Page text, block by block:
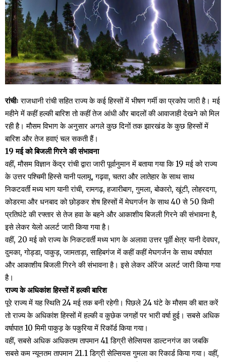
रांचीः राजधानी रांची सहित राज्य के कई हिस्सों में भीषण गर्मी का प्रकोप जारी है। मई
महीने में कहीं हल्की बारिश तो कहीं तेज आंधी और बादलों की आवाजाही देखने को मिल
रही है। मौसम विभाग के अनुसार अगले कुछ दिनों तक झारखंड के कुछ हिस्सों में
बारिश और तेज हवाएं चल सकती हैं।
19 मई को बिजली गिरने की संभावना
वहीं, मौसम विज्ञान केंद्र रांची द्वारा जारी पूर्वानुमान में बताया गया कि 19 मई को राज्य
के उत्तर पश्चिमी हिस्से यानी पलामू, गढ़वा, चतरा और लातेहार के साथ साथ
निकटवर्ती मध्य भाग यानी रांची, रामगढ़, हजारीबाग, गुमला, बोकारो, खूंटी, लोहरदगा,
कोडरमा और धनबाद को छोड़कर शेष हिस्सों में मेघगर्जन के साथ 40 से 50 किमी
प्रतिघंटे की रफ्तार से तेज हवा के बहने और आकाशीय बिजली गिरने की संभावना है,
इसे लेकर येलो अलर्ट जारी किया गया है।
वहीं, 20 मई को राज्य के निकटवर्ती मध्य भाग के अलावा उत्तर पूर्वी क्षेत्र यानी देवघर,
दुमका, गोड्डा, पाकुड़, जामताड़ा, साहिबगंज में कहीं कहीं मेघगर्जन के साथ वर्षापात
और आकाशीय बिजली गिरने की संभावना है। इसे लेकर ऑरेंज अलर्ट जारी किया गया
है।
राज्य के अधिकांश हिस्सों में हल्की बारिश
पूरे राज्य में यह स्थिति 24 मई तक बनी रहेगी। पिछले 24 घंटे के मौसम की बात करें
तो राज्य के अधिकांश हिस्सों में हल्की व कुछेक जगहों पर भारी वर्षा हुई। सबसे अधिक
वर्षापात 10 मिमी पाकुड़ के पकुरिया में रिकॉर्ड किया गया।
वहीं, सबसे अधिक अधिकतम तापमान 41 डिग्री सेल्सियस डाल्टनगंज का जबकि
सबसे कम न्यूनतम तापमान 21.1 डिग्री सेल्सियस गुमला का रिकार्ड किया गया। वहीं,